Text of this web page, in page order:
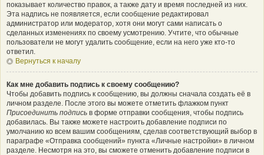
показывает количество правок, а также дату и время последней из них.
Эта надпись не появляется, если сообщение редактировал
администратор или модератор, хотя они могут сами написать о
сделанных изменениях по своему усмотрению. Учтите, что обычные
пользователи не могут удалить сообщение, если на него уже кто-то
ответил.
Вернуться к началу
Как мне добавить подпись к своему сообщению?
Чтобы добавить подпись к сообщению, вы должны сначала создать её в
личном разделе. После этого вы можете отметить флажком пункт
Присоединить подпись в форме отправки сообщения, чтобы подпись
добавилась. Вы также можете настроить добавление подписи по
умолчанию ко всем вашим сообщениям, сделав соответствующий выбор в
параграфе «Отправка сообщений» пункта «Личные настройки» в личном
разделе. Несмотря на это, вы сможете отменить добавление подписи в